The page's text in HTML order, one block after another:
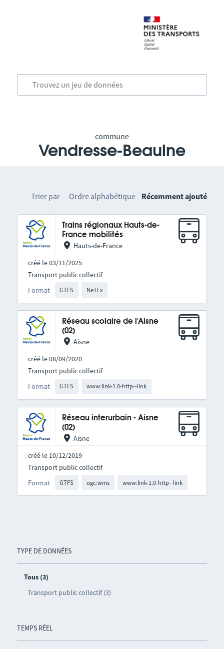
commune
Vendresse-Beaulne
TYPE DE DONNÉES
Tous (3)
Transport public collectif (3)
TEMPS RÉEL
Trier par Ordre alphabétique Récemment ajouté
Trains régionaux Hauts-de-
France mobilités
Hauts-de-France
créé le 03/11/2025
Format GTFS NeTEx
Transport public collectif
Réseau scolaire de l'Aisne
(02)
Aisne
créé le 08/09/2020
Format GTFS www:link-1.0-http--link
Transport public collectif
Réseau interurbain - Aisne
(02)
Aisne
créé le 10/12/2019
Format GTFS ogc:wms www:link-1.0-http--link
Transport public collectif